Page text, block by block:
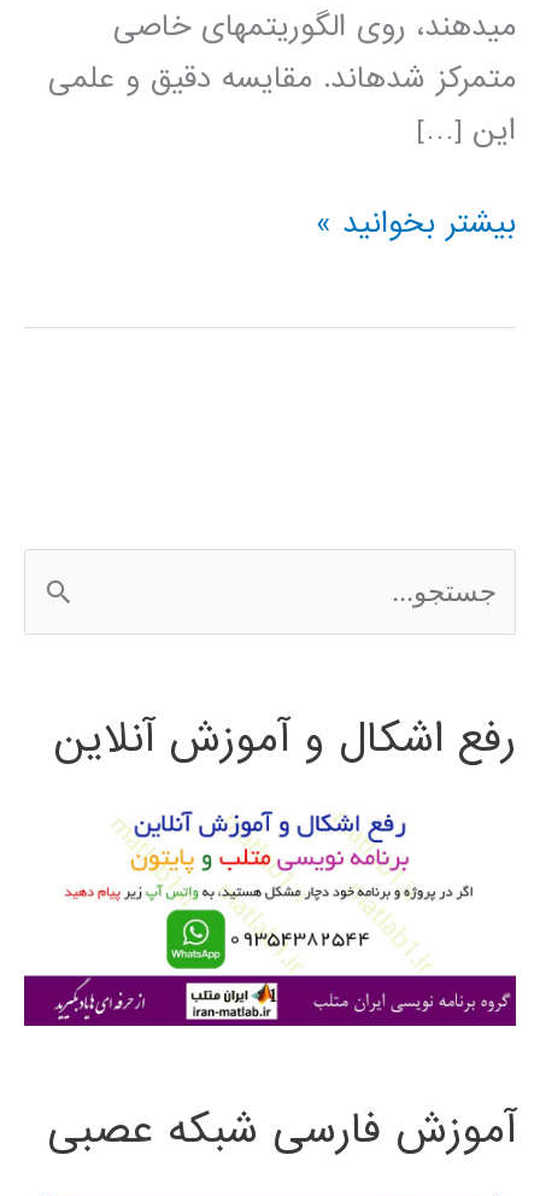
مي­دهند، روی الگوريتمهای خاصی
متمرکز شده­اند. مقايسه دقيق و علمی
اين […]
دانلود
آموزش
بیشتر بخوانید »
س
ج
ی
رفع اشکال و آموزش آنلاین
آموزش فارسی شبکه عصبی